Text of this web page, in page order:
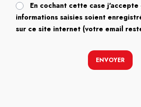
En cochant cette case j'accepte
informations saisies soient
sur ce site internet (votre email
ENVOYER